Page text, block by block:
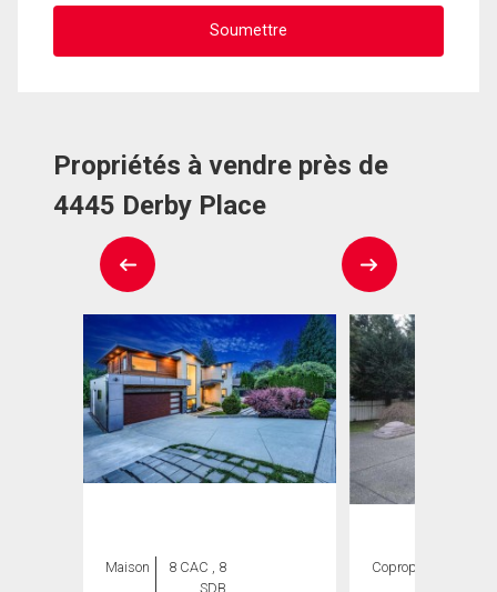
Propriétés à vendre près de
4445 Derby Place
Maison
8 CAC , 8
SDB
Copropriété